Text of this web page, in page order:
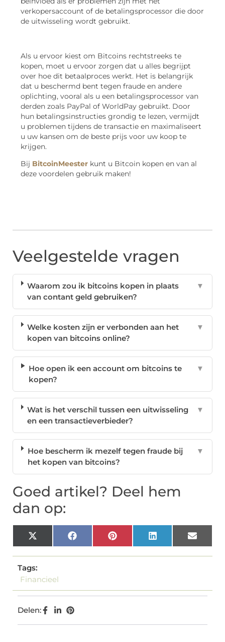
verkopersaccount of de betalingsprocessor die door
de uitwisseling wordt gebruikt.
Als u ervoor kiest om Bitcoins rechtstreeks te
kopen, moet u ervoor zorgen dat u alles begrijpt
over hoe dit betaalproces werkt. Het is belangrijk
dat u beschermd bent tegen fraude en andere
oplichting, vooral als u een betalingsprocessor van
derden zoals PayPal of WorldPay gebruikt. Door
hun betalingsinstructies grondig te lezen, vermijdt
u problemen tijdens de transactie en maximaliseert
u uw kansen om de beste prijs voor uw koop te
krijgen.
Bij BitcoinMeester kunt u Bitcoin kopen en van al
deze voordelen gebruik maken!
Veelgestelde vragen
Waarom zou ik bitcoins kopen in plaats
van contant geld gebruiken?
▼
Welke kosten zijn er verbonden aan het
kopen van bitcoins online?
▼
Hoe open ik een account om bitcoins te
kopen?
▼
Wat is het verschil tussen een uitwisseling
en een transactieverbieder?
▼
Hoe bescherm ik mezelf tegen fraude bij
het kopen van bitcoins?
▼
Goed artikel? Deel hem
dan op:
X
(Twitter)
FacebookPinterest LinkedIn Email
Tags:
Financieel
Delen: